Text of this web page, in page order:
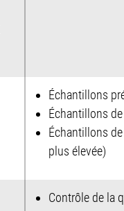
Échantillons
Échantillons
Échantillons
plus élevée)
Contrôle de la